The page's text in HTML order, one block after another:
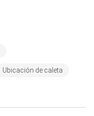
Ubicación de caleta